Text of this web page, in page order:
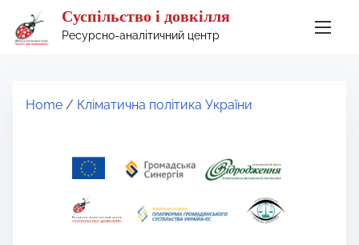
Суспільство і довкілля
Ресурсно-аналітичний центр
Home / Кліматична політика України